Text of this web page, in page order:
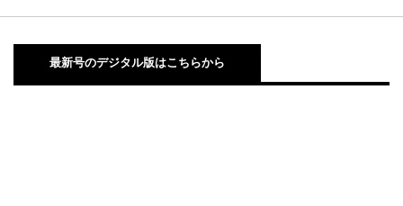
最新号のデジタル版はこちらから